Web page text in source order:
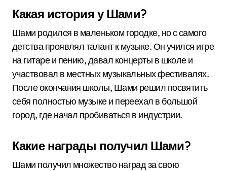
Какая история у Шами?
Шами родился в маленьком городке, но с самого
детства проявлял талант к музыке. Он учился игре
на гитаре и пению, давал концерты в школе и
участвовал в местных музыкальных фестивалях.
После окончания школы, Шами решил посвятить
себя полностью музыке и переехал в большой
город, где начал пробиваться в индустрии.
Какие награды получил Шами?
Шами получил множество наград за свою